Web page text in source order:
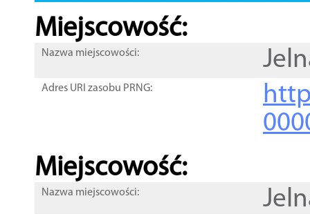
Miejscowość:
Nazwa miejscowości:
Adres URI zasobu PRNG:
Miejscowość:
Nazwa miejscowości: